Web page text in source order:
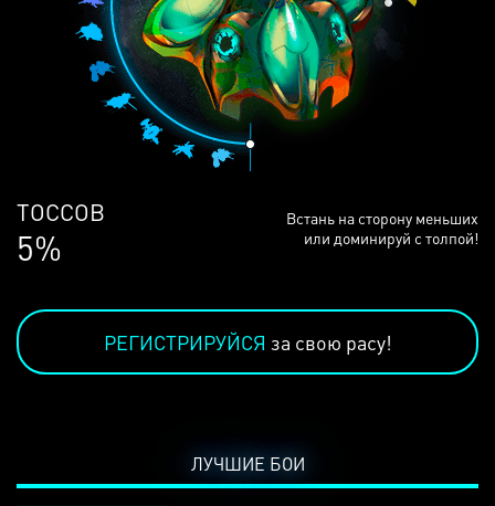
ЛЮДЕЙ
69%
Встань на сторону меньших
или доминируй с толпой!
РЕГИСТРИРУЙСЯ за свою расу!
ЛУЧШИЕ БОИ